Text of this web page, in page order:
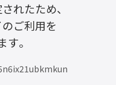
れたため、
ご利用を
。